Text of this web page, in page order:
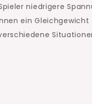
niedrigere
ein